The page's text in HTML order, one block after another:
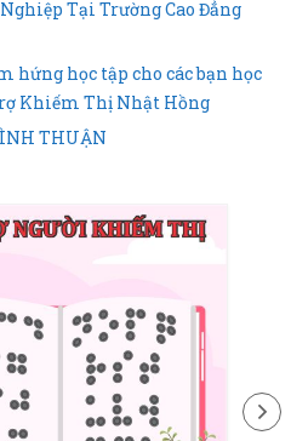
Tại Trường Cao Đẳng
hứng học tập cho các bạn học
Khiếm Thị Nhật Hồng
THUẬN